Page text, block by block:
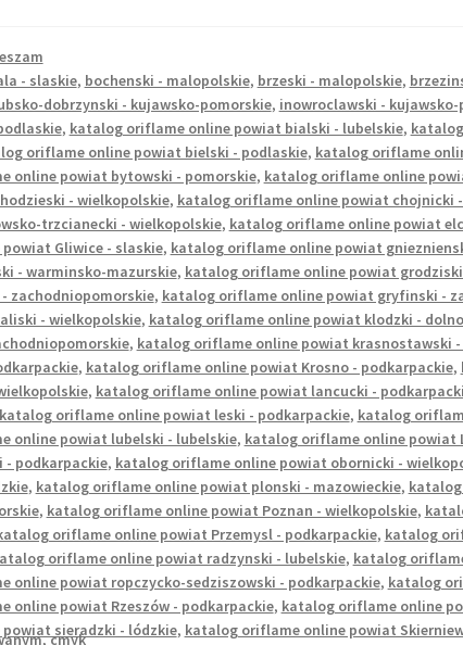
- slaskie, bochenski - malopolskie, brzeski - malopolskie,
dobrzynski - kujawsko-pomorskie, inowroclawski -
, katalog oriflame online powiat bialski - lubelskie,
oriflame online powiat bielski - podlaskie, katalog oriflame
online powiat bytowski - pomorskie, katalog oriflame online
- wielkopolskie, katalog oriflame online powiat chojnicki
trzcianecki - wielkopolskie, katalog oriflame online powiat
Gliwice - slaskie, katalog oriflame online powiat
- warminsko-mazurskie, katalog oriflame online powiat
zachodniopomorskie, katalog oriflame online powiat gryfinski -
- wielkopolskie, katalog oriflame online powiat klodzki -
, katalog oriflame online powiat krasnostawski
, katalog oriflame online powiat Krosno - podkarpackie,
, katalog oriflame online powiat lancucki -
katalog oriflame online powiat leski - podkarpackie, katalog
online powiat lubelski - lubelskie, katalog oriflame online powiat
- podkarpackie, katalog oriflame online powiat obornicki -
, katalog oriflame online powiat plonski - mazowieckie,
, katalog oriflame online powiat Poznan - wielkopolskie,
oriflame online powiat Przemysl - podkarpackie, katalog
oriflame online powiat radzynski - lubelskie, katalog
online powiat ropczycko-sedziszowski - podkarpackie, katalog
online powiat Rzeszów - podkarpackie, katalog oriflame online
sieradzki - lódzkie, katalog oriflame online powiat